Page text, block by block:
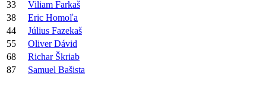
33
Viliam Farkaš
38
Eric Homoľa
44
Július Fazekaš
55
Oliver Dávid
68
Richar Škriab
87
Samuel Bašista